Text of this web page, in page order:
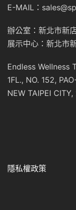
E-MAIL：
辦公室：新北市新
展示中心：新北市
Endless Wellness
1FL., NO. 152,
NEW TAIPEI
隱私權政策